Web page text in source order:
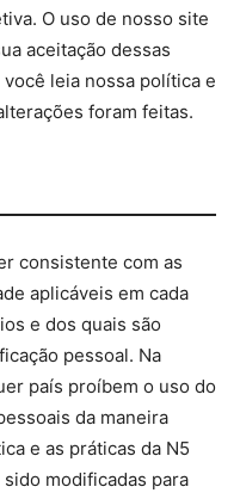
O uso de nosso site
aceitação dessas
leia nossa política e
foram feitas.
consistente com as
aplicáveis ​​em cada
e dos quais são
pessoal. Na
país proíbem o uso do
da maneira
e as práticas da N5
modificadas para